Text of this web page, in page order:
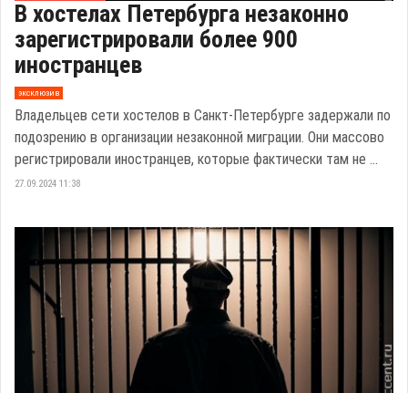
В хостелах Петербурга незаконно
зарегистрировали более 900
иностранцев
эксклюзив
Владельцев сети хостелов в Санкт-Петербурге задержали по
подозрению в организации незаконной миграции. Они массово
регистрировали иностранцев, которые фактически там не ...
27.09.2024 11:38